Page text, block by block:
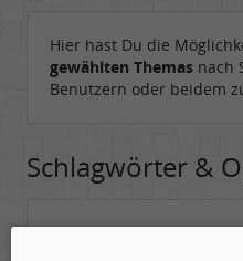
Hier hast Du die
gewählten Themas nach
Benutzern oder beidem
Schlagwörter &
Suchwörter: